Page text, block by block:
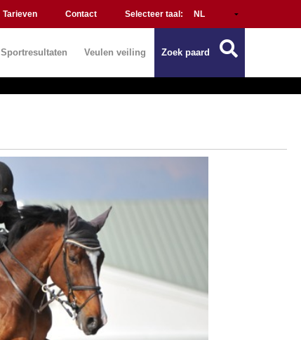
Tarieven Contact Selecteer taal:
Sportresultaten Veulen veiling Zoek paard